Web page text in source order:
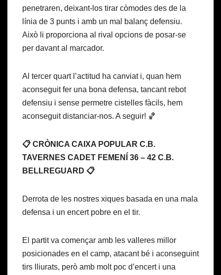
penetraren, deixant-los tirar còmodes des de la
línia de 3 punts i amb un mal balanç defensiu.
Això li proporciona al rival opcions de posar-se
per davant al marcador.
Al tercer quart l’actitud ha canviat i, quan hem
aconseguit fer una bona defensa, tancant rebot
defensiu i sense permetre cistelles fàcils, hem
aconseguit distanciar-nos. A seguir! 🏀
📋 CRÒNICA CAIXA POPULAR C.B.
TAVERNES CADET FEMENÍ 36 – 42 C.B.
BELLREGUARD 📋
Derrota de les nostres xiques basada en una mala
defensa i un encert pobre en el tir.
El partit va començar amb les valleres millor
posicionades en el camp, atacant bé i aconseguint
tirs lliurats, però amb molt poc d’encert i una